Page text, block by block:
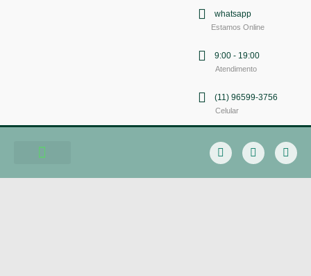
whatsapp
Estamos Online
9:00 - 19:00
Atendimento
(11) 96599-3756
Celular